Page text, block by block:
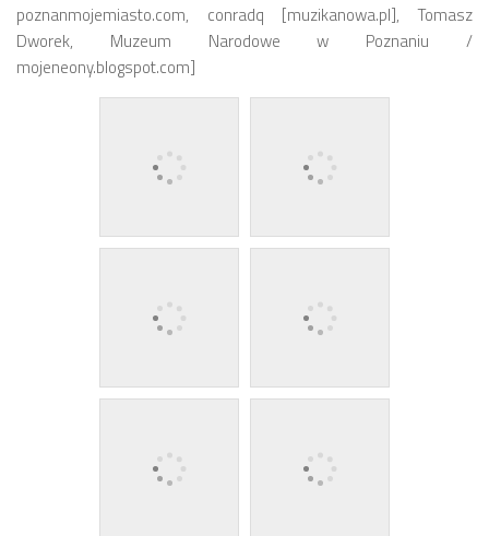
poznanmojemiasto.com, conradq [muzikanowa.pl], Tomasz
Dworek, Muzeum Narodowe w Poznaniu /
mojeneony.blogspot.com]